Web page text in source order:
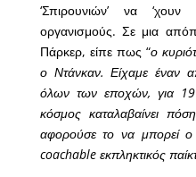
‘Σπιρουνιών’ να ‘χουν
οργανισμούς. Σε μια
Πάρκερ, είπε πως “ο
ο Ντάνκαν. Είχαμε έναν
όλων των εποχών, για
κόσμος καταλαβαίνει
αφορούσε το να μπορεί
coachable εκπληκτικός